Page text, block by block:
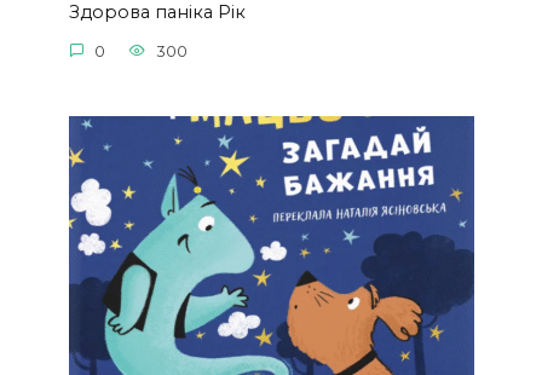
Здорова паніка Рік
0 300